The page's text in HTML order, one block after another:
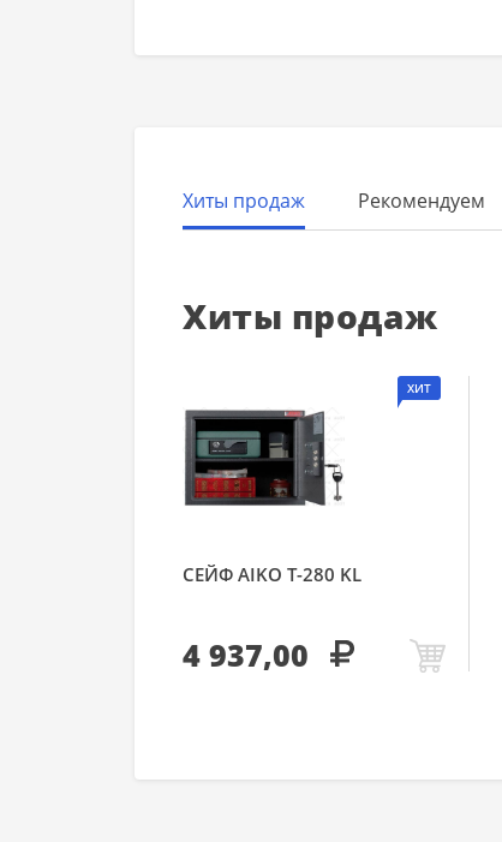
Хиты продаж Рекомендуем
Хиты продаж
ХИТ
СЕЙФ AIKO Т-280 KL
4 937,00